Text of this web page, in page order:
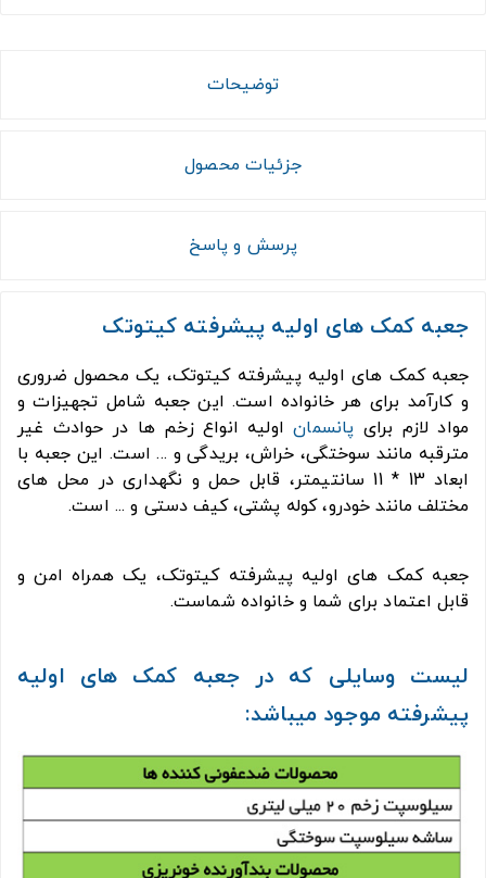
توضیحات
جزئیات محصول
پرسش و پاسخ
جعبه کمک های اولیه پیشرفته کیتوتک
جعبه کمک های اولیه پیشرفته کیتوتک، یک محصول ضروری
و کارآمد برای هر خانواده است. این جعبه شامل تجهیزات و
مواد لازم برای پانسماناولیه انواع زخم ها در حوادث غیر
مترقبه مانند سوختگی، خراش، بریدگی و ... است. این جعبه با
ابعاد 13 * 11 سانتیمتر، قابل حمل و نگهداری در محل های
مختلف مانند خودرو، کوله پشتی، کیف دستی و ... است.
جعبه کمک های اولیه پیشرفته کیتوتک، یک همراه امن و
قابل اعتماد برای شما و خانواده شماست.
لیست وسایلی که در جعبه کمک های اولیه
پیشرفته موجود میباشد: